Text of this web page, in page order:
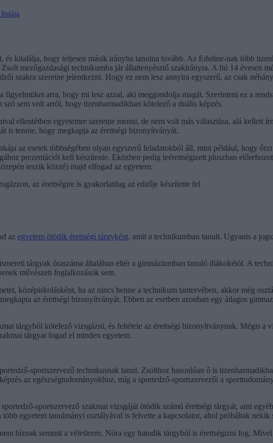
kitalálja, hogy teljesen másik irányba tanulna tovább. Az Eduline-nak több
mezőgazdasági technikumba jár állattenyésztő szakirányra. A fiú 14 évesen
szakra szeretne jelentkezni. Hogy ez nem lesz annyira egyszerű, az csak
arra, hogy mi lesz azzal, aki meggondolja magát. Szerintem ez a
sem volt arról, hogy tizenharmadikban kötelező a duális képzés.
ellentétben egyetemre szeretne menni, de nem volt más választása, alá kellett
is tennie, hogy megkapja az érettségi bizonyítványát.
az esetek többségében olyan egyszerű feladatokból áll, mint például, hogy
prezentációt kell készítenie. Eközben pedig leérettségizett pluszban
teszik közzé) majd elfogad az egyetem.
az érettségire is gyakorlatilag az edzője készítette fel
az egyetem ötödik érettségi tárgyként, amit a technikumban tanult. Ugyanis a
tárgyak óraszáma általában eltér a gimnáziumban tanuló diákokétól. A
művészeti foglalkozások sem.
középiskolásként, ha az nincs benne a technikum tantervében, akkor még
az érettségi bizonyítványát. Ebben az esetben azonban egy átlagos
tárgyból kötelező vizsgázni, és feltétele az érettségi bizonyítványnak. Mégis a
tárgyat fogad el minden egyetem.
sportszervező technikusnak tanul. Zsolthoz hasonlóan ő is
az egészségtudományokhoz, míg a sportedző-sportszervezői a
sportszervező szakmai vizsgáját ötödik számú érettségi tárgyát, ami
egyetem tanulmányi osztályával is felvette a kapcsolatot, ahol próbáltak nekik
bíznak semmit a véletlenre, Nóra egy hatodik tárgyból is érettségizni fog.